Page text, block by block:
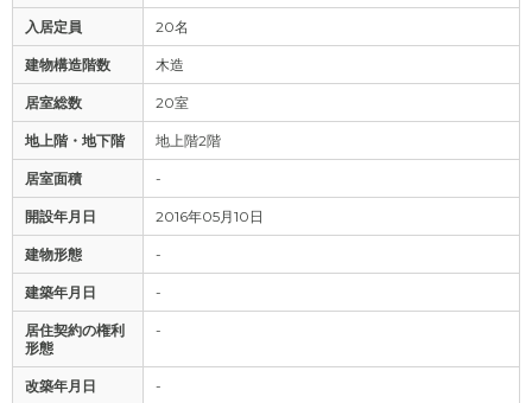
入居定員 20名
建物構造階数 木造
居室総数 20室
地上階・地下階 地上階2階
居室面積 -
開設年月日 2016年05月10日
建物形態 -
建築年月日 -
居住契約の権利
形態
-
改築年月日 -